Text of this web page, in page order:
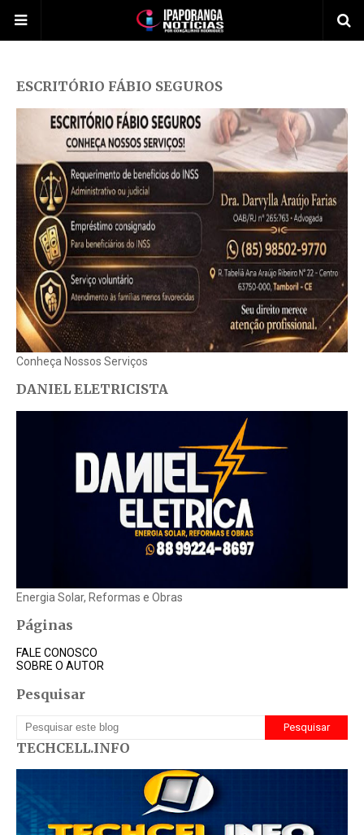
ESCRITÓRIO FÁBIO SEGUROS
Conheça Nossos Serviços
DANIEL ELETRICISTA
Energia Solar, Reformas e Obras
Páginas
FALE CONOSCO
SOBRE O AUTOR
Pesquisar
TECHCELL.INFO